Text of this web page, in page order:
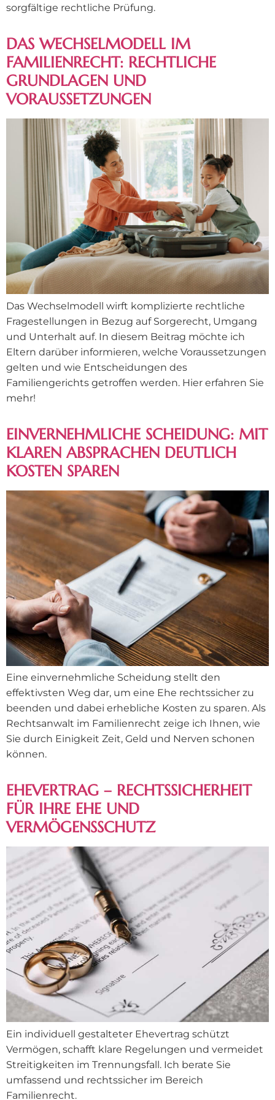
sorgfältige rechtliche Prüfung.
DAS WECHSELMODELL IM
FAMILIENRECHT: RECHTLICHE
GRUNDLAGEN UND
VORAUSSETZUNGEN
Das Wechselmodell wirft komplizierte rechtliche
Fragestellungen in Bezug auf Sorgerecht, Umgang
und Unterhalt auf. In diesem Beitrag möchte ich
Eltern darüber informieren, welche Voraussetzungen
gelten und wie Entscheidungen des
Familiengerichts getroffen werden. Hier erfahren Sie
mehr!
EINVERNEHMLICHE SCHEIDUNG: MIT
KLAREN ABSPRACHEN DEUTLICH
KOSTEN SPAREN
Eine einvernehmliche Scheidung stellt den
effektivsten Weg dar, um eine Ehe rechtssicher zu
beenden und dabei erhebliche Kosten zu sparen. Als
Rechtsanwalt im Familienrecht zeige ich Ihnen, wie
Sie durch Einigkeit Zeit, Geld und Nerven schonen
können.
EHEVERTRAG – RECHTSSICHERHEIT
FÜR IHRE EHE UND
VERMÖGENSSCHUTZ
Ein individuell gestalteter Ehevertrag schützt
Vermögen, schafft klare Regelungen und vermeidet
Streitigkeiten im Trennungsfall. Ich berate Sie
umfassend und rechtssicher im Bereich
Familienrecht.